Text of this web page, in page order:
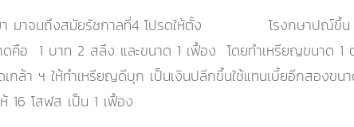
ธยา มาจนถึงสมัยรัชกาลที่4 โปรดให้ตั้ง โรงกษาปณ์ขึ้น
คือ 1 บาท 2 สลึง และขนาด 1 เฟื้อง โดยทำเหรียญขนาด 1
เกล้า ฯ ให้ทำเหรียญดีบุก เป็นเงินปลีกขึ้นใช้แทนเบี้ยอีกสอง
16 โสฬส เป็น 1 เฟื้อง